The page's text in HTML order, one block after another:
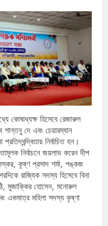
কোষাধ্যক্ষ হিসেবে রেজারুল
শান্তনু দে এবং চেয়ারম্যান
নির্বাচিত হন।
নির্বাচনে জয়লাভ করেন দীপ
কৃষ্ণ প্রসাদ শর্মা, পঙ্কজ
রাজ্যিক সদস্য হিসেবে বিনা
মুজাক্কির হোসেন, মনোরুল
একমাত্র মহিলা সদস্য কৃষ্ণা